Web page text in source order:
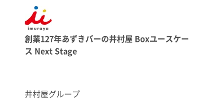
創業127年あずきバーの井村屋 Boxユースケー
ス Next Stage
井村屋グループ